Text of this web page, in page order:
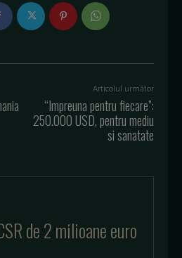
Articolul următor
“Impreuna pentru fiecare”:
250.000 USD, pentru mediu
si sanatate
de 2 milioane euro